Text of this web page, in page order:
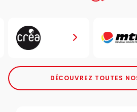
DÉCOUVREZ TOUTES